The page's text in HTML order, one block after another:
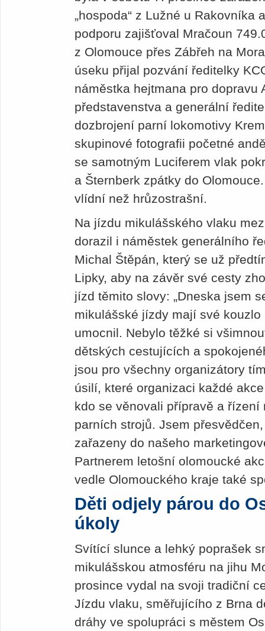
„hospoda“ z Lužné u Rakovníka
podporu zajišťoval Mračoun
z Olomouce přes Zábřeh na
úseku přijal pozvání ředitelky
náměstka hejtmana pro dopravu
představenstva a generální
dozbrojení parní lokomotivy
skupinové fotografii početné
se samotným Luciferem vlak
a Šternberk zpátky do
vlídní než hrůzostrašní.
Na jízdu mikulášského vlaku
dorazil i náměstek generálního
Michal Štěpán, který se už
Lipky, aby na závěr své cesty
jízd těmito slovy: „Dneska jsem
mikulášské jízdy mají své
umocnil. Nebylo těžké si
dětských cestujících a
jsou pro všechny organizátory
úsilí, které organizaci každé
kdo se věnovali přípravě a
parních strojů. Jsem
zařazeny do našeho
Partnerem letošní olomoucké
vedle Olomouckého kraje také
Děti odjely párou do
úkoly
Svítící slunce a lehký poprašek
mikulášskou atmosféru na jihu
prosince vydal na svoji tradiční
Jízdu vlaku, směřujícího z Brna
dráhy ve spolupráci s městem